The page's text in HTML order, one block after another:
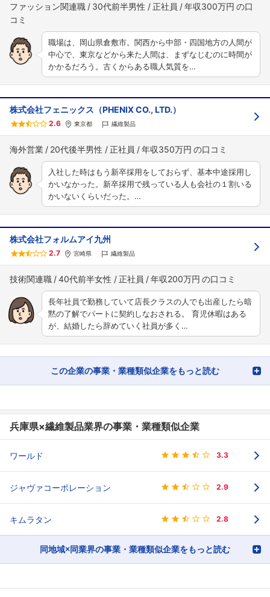
ファッション関連職 30代前半男性 正社員 年収300万円
職場は、岡山県倉敷市。関西から中部・四国地方の人間が
中心で、東京などから来た人間は、まずなじむのに時間が
かかるだろう。古くからある職人気質を…
株式会社フェニックス（PHENIX CO., LTD.）
2.6 東京都 繊維製品
海外営業 20代後半男性 正社員 年収350万円
入社した時はもう新卒採用をしておらず、基本中途採用し
かいなかった。新卒採用で残っている人も会社の１割いる
かいないくらいだった。…
株式会社フォルムアイ九州
2.7 宮崎県 繊維製品
技術関連職 40代前半女性 正社員 年収200万円
長年社員で勤務していて店長クラスの人でも出産したら暗
黙の了解でパートに契約しなおされる。 育児休暇はある
が、結婚したら辞めていく社員が多く…
この企業の事業・業種類似企業をもっと読む
兵庫県×繊維製品業界の事業・業種類似企業
ワールド 3.3
ジャヴァコーポレーション 2.9
キムラタン 2.8
同地域×同業界の事業・業種類似企業をもっと読む